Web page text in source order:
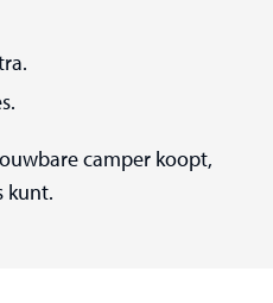
camper koopt,
kunt.